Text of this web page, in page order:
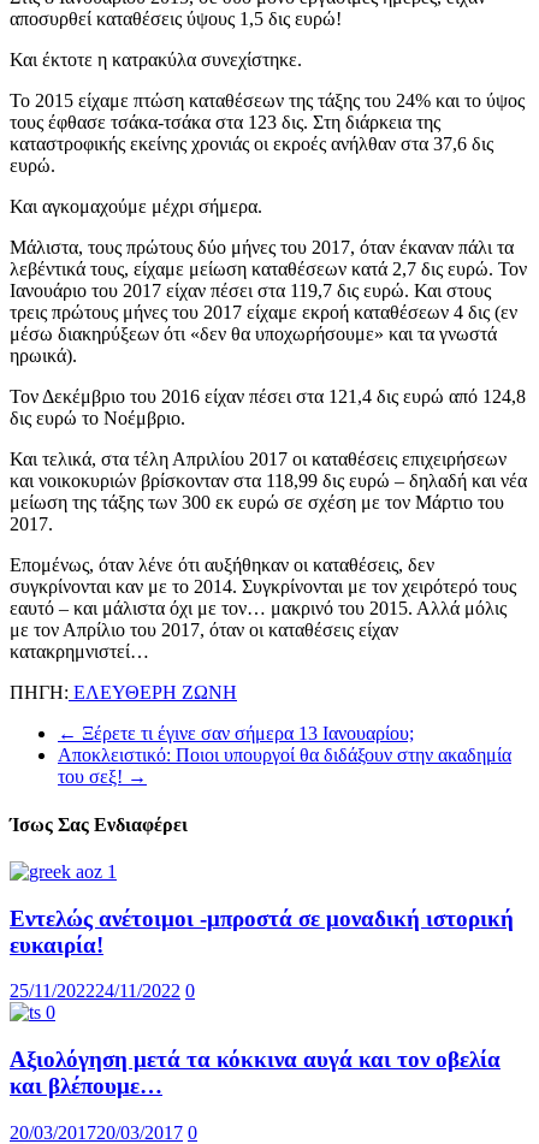
αποσυρθεί καταθέσεις ύψους 1,5 δις ευρώ!
Και έκτοτε η κατρακύλα συνεχίστηκε.
Το 2015 είχαμε πτώση καταθέσεων της τάξης του 24% και το ύψος
τους έφθασε τσάκα-τσάκα στα 123 δις. Στη διάρκεια της
καταστροφικής εκείνης χρονιάς οι εκροές ανήλθαν στα 37,6 δις
ευρώ.
Και αγκομαχούμε μέχρι σήμερα.
Μάλιστα, τους πρώτους δύο μήνες του 2017, όταν έκαναν πάλι τα
λεβέντικά τους, είχαμε μείωση καταθέσεων κατά 2,7 δις ευρώ. Τον
Ιανουάριο του 2017 είχαν πέσει στα 119,7 δις ευρώ. Και στους
τρεις πρώτους μήνες του 2017 είχαμε εκροή καταθέσεων 4 δις (εν
μέσω διακηρύξεων ότι «δεν θα υποχωρήσουμε» και τα γνωστά
ηρωικά).
Τον Δεκέμβριο του 2016 είχαν πέσει στα 121,4 δις ευρώ από 124,8
δις ευρώ το Νοέμβριο.
Και τελικά, στα τέλη Απριλίου 2017 οι καταθέσεις επιχειρήσεων
και νοικοκυριών βρίσκονταν στα 118,99 δις ευρώ – δηλαδή και νέα
μείωση της τάξης των 300 εκ ευρώ σε σχέση με τον Μάρτιο του
2017.
Επομένως, όταν λένε ότι αυξήθηκαν οι καταθέσεις, δεν
συγκρίνονται καν με το 2014. Συγκρίνονται με τον χειρότερό τους
εαυτό – και μάλιστα όχι με τον… μακρινό του 2015. Αλλά μόλις
με τον Απρίλιο του 2017, όταν οι καταθέσεις είχαν
κατακρημνιστεί…
ΠΗΓΗ: ΕΛΕΥΘΕΡΗ ΖΩΝΗ
← Ξέρετε τι έγινε σαν σήμερα 13 Ιανουαρίου;
Αποκλειστικό: Ποιοι υπουργοί θα διδάξουν στην ακαδημία
του σεξ! →
Ίσως Σας Ενδιαφέρει
Εντελώς ανέτοιμοι -μπροστά σε μοναδική ιστορική
ευκαιρία!
25/11/202224/11/2022 0
Αξιολόγηση μετά τα κόκκινα αυγά και τον οβελία
και βλέπουμε…
20/03/201720/03/2017 0